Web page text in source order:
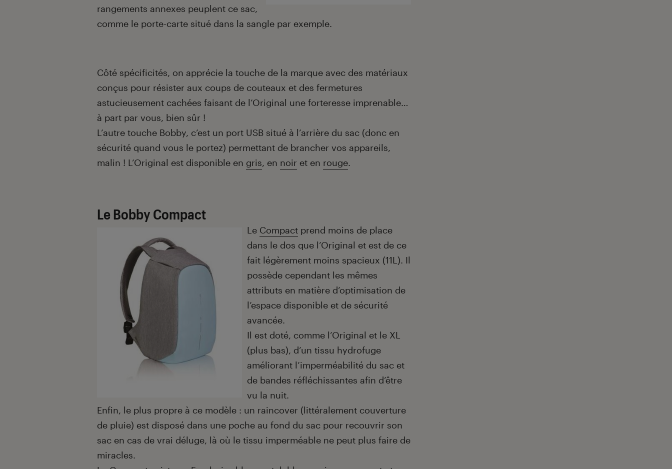
rangements annexes peuplent ce sac,
comme le porte-carte situé dans la sangle par exemple.
Côté spécificités, on apprécie la touche de la marque avec des matériaux
conçus pour résister aux coups de couteaux et des fermetures
astucieusement cachées faisant de l’Original une forteresse imprenable…
à part par vous, bien sûr !
L’autre touche Bobby, c’est un port USB situé à l’arrière du sac (donc en
sécurité quand vous le portez) permettant de brancher vos appareils,
malin ! L’Original est disponible en gris, en noir et en rouge.
Le Bobby Compact
Le Compact prend moins de place
dans le dos que l’Original et est de ce
fait légèrement moins spacieux (11L). Il
possède cependant les mêmes
attributs en matière d’optimisation de
l’espace disponible et de sécurité
avancée.
Il est doté, comme l’Original et le XL
(plus bas), d’un tissu hydrofuge
améliorant l’imperméabilité du sac et
de bandes réfléchissantes afin d’être
vu la nuit.
Enfin, le plus propre à ce modèle : un raincover (littéralement couverture
de pluie) est disposé dans une poche au fond du sac pour recouvrir son
sac en cas de vrai déluge, là où le tissu imperméable ne peut plus faire de
miracles.